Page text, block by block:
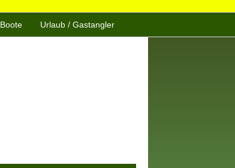
Urlaub / Gastangler